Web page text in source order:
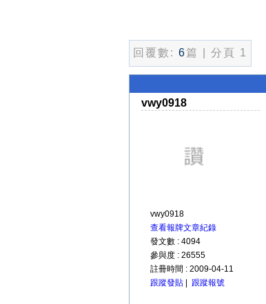
回覆數: 6篇 | 分頁 1
vwy0918
vwy0918
查看報牌文章紀錄
發文數 : 4094
參與度 : 26555
註冊時間 : 2009-04-11
跟蹤發貼
跟蹤報號